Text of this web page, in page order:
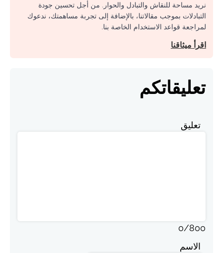
نريد مساحة للنقاش والتبادل والحوار. من أجل تحسين جودة
التبادلات بموجب مقالاتنا، بالإضافة إلى تجربة مساهمتك، ندعوك
لمراجعة قواعد الاستخدام الخاصة بنا.
اقرأ ميثاقنا
تعليقاتكم
تعليق
0/800
الاسم